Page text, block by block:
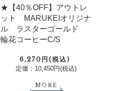
★【40％OFF】アウトレ
ット MARUKEIオリジナ
ル ラスターゴールド
輪花コーヒーC/S
6,270円(税込)
定価：10,450円(税込)
MORE